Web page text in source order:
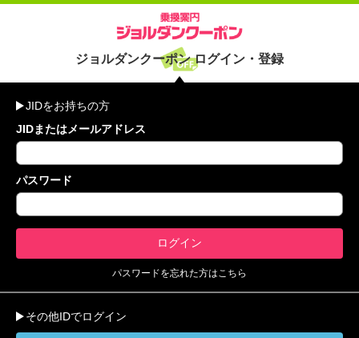
ジョルダンクーポン ログイン・登録
JIDをお持ちの方
JIDまたはメールアドレス
パスワード
パスワードを忘れた方はこちら
その他IDでログイン